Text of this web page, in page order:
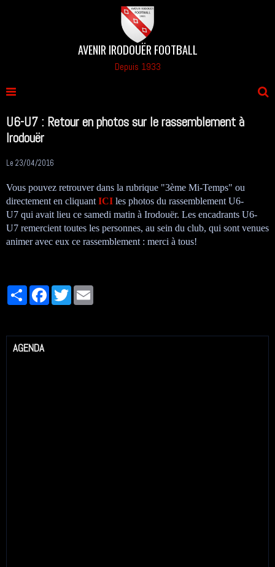
AVENIR IRODOUËR FOOTBALL
Depuis 1933
U6-U7 : Retour en photos sur le rassemblement à
Irodouër
Le 23/04/2016
Vous pouvez retrouver dans la rubrique "3ème Mi-Temps" ou
directement en cliquant ICI les photos du rassemblement U6-
U7 qui avait lieu ce samedi matin à Irodouër. Les encadrants U6-
U7 remercient toutes les personnes, au sein du club, qui sont venues
animer avec eux ce rassemblement : merci à tous!
PartagerFacebookTwitter
AGENDA